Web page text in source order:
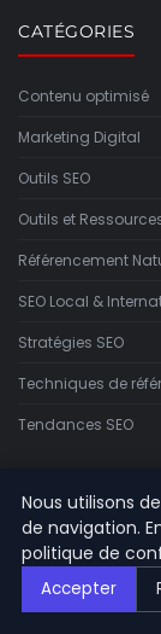
CATÉGORIES
Contenu optimisé
Marketing Digital
Outils SEO
Outils et
Référencement
SEO Local &
Stratégies SEO
Techniques de
Tendances SEO
Contact
INFORMATIONS
Nous utilisons
de navigation.
politique de
Accepter